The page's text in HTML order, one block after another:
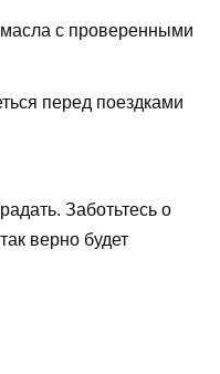
с проверенными
перед поездками
Заботьтесь о
верно будет